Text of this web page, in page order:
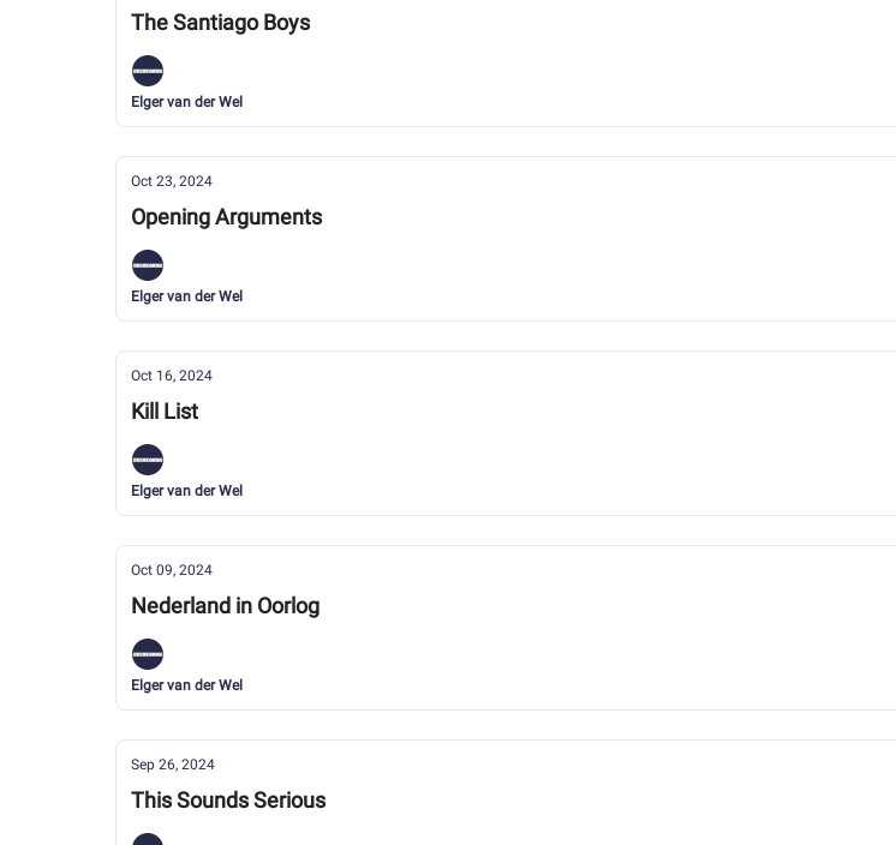
The Santiago Boys
Elger van der Wel
Oct 23, 2024
Opening Arguments
Elger van der Wel
Oct 16, 2024
Kill List
Elger van der Wel
Oct 09, 2024
Nederland in Oorlog
Elger van der Wel
Sep 26, 2024
This Sounds Serious